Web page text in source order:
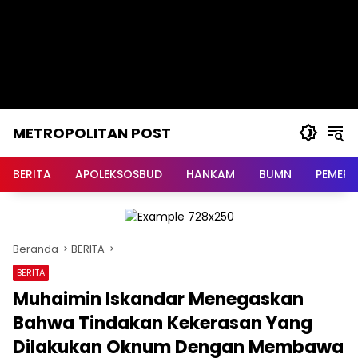
METROPOLITAN POST
BERITA APOLEKSOSBUD HANKAM BUMN
Beranda BERITA
BERITA
Muhaimin Iskandar Menegaskan
Bahwa Tindakan Kekerasan Yang
Dilakukan Oknum Dengan Membawa